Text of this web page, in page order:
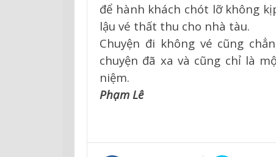
để hành khách chót lỡ không
lậu vé thất thu cho nhà tàu.
Chuyện đi không vé cũng
chuyện đã xa và cũng chỉ là
niệm.
Phạm Lê